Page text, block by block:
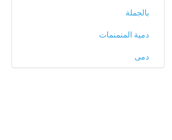
بالجملة
دمية المنمنمات
دمى